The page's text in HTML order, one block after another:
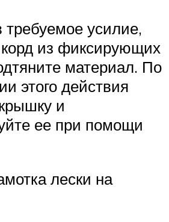
усилие,
из фиксирующих
материал. По
этого действия
и
ее при помощи
лески на